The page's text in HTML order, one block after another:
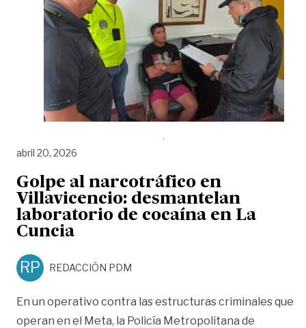
abril 20, 2026
Golpe al narcotráfico en
Villavicencio: desmantelan
laboratorio de cocaína en La
Cuncia
RP REDACCIÓN PDM
En un operativo contra las estructuras criminales que
operan en el Meta, la Policía Metropolitana de